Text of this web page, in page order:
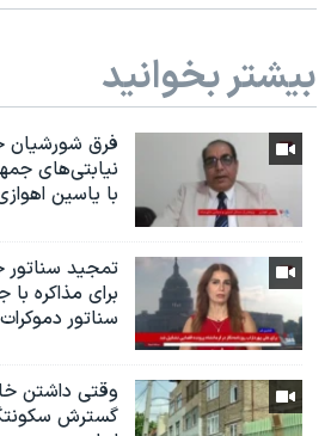
بیشتر بخوانید
فرق شورشیان
نیابتی‌های
با یاسین
تمجید سناتور
برای مذاکره با
سناتور
وقتی داشتن
گسترش